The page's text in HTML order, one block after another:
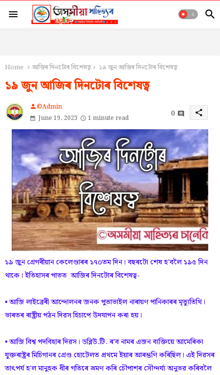
Home আজিৰ দিনটোৰ বিশেষত্ব ১৯ জুন আজিৰ দিনটোৰ বিশেষত্ব
১৯ জুন আজিৰ দিনটোৰ বিশেষত্ব
person©Admin
June 19, 2023
1 minute read 0 share
১৯ জুন গ্ৰেগৰীয়ান কেলেণ্ডাৰৰ ১৭০তম দিন। বছৰটো শেষ হ'বলৈ ১৯৫ দিন
থাকে। ইতিহাসৰ পাতত আজিৰ দিনটোৰ বিশেষত্ব-
▪️ আজি লাইব্ৰেৰী আন্দোলনৰ জনক পুতাভাইল নাৰায়ণ পানিকাৰৰ মৃত্যুতিথি।
ভাৰতৰ ৰাষ্ট্ৰীয় পঠন দিৱস হিচাপে উদযাপন কৰা হয়।
▪️ আজি বিশ্ব পদবিহাৰ দিৱস। ডব্লিউ.টি. ৰ'ব নামৰ এজন ব্যক্তিয়ে আমেৰিকা
যুক্তৰাষ্ট্ৰৰ মিচিগানৰ গ্ৰেণ্ড হোটেলত প্ৰথমে ইয়াৰ আৰম্ভণি কৰিছিল। এই দিৱসৰ
তাৎপৰ্য হ'ল মানুহক ধীৰ গতিৰে ভ্ৰমণ কৰি চৌপাশৰ সৌন্দৰ্য্য অনুভৱ কৰিবলৈ